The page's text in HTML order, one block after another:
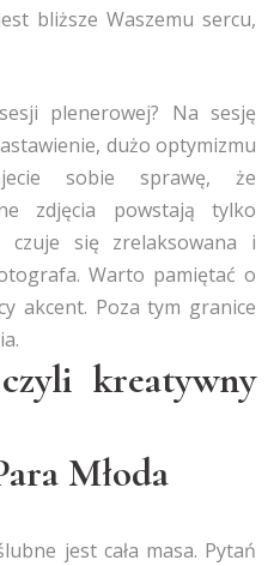
bliższe Waszemu sercu,
plenerowej? Na sesję
dużo optymizmu
sobie sprawę, że
zdjęcia powstają tylko
czuje się zrelaksowana i
Warto pamiętać o
akcent. Poza tym granice
kreatywny
Młoda
jest cała masa. Pytań